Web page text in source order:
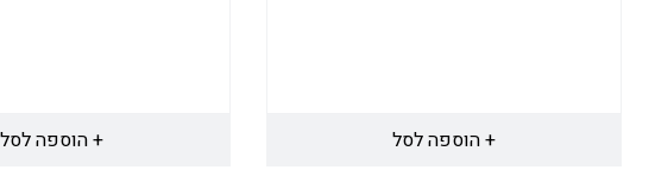
+ הוספה לסל + הוספה לסל